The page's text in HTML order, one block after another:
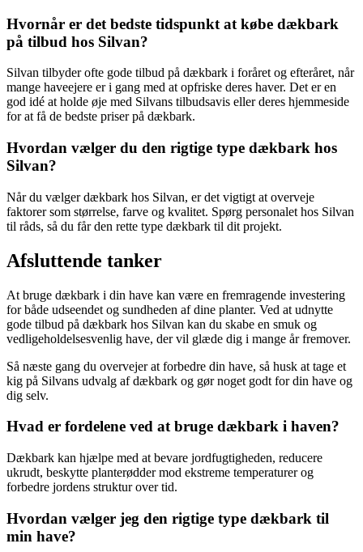
Hvornår er det bedste tidspunkt at købe dækbark
på tilbud hos Silvan?
Silvan tilbyder ofte gode tilbud på dækbark i foråret og efteråret, når
mange haveejere er i gang med at opfriske deres haver. Det er en
god idé at holde øje med Silvans tilbudsavis eller deres hjemmeside
for at få de bedste priser på dækbark.
Hvordan vælger du den rigtige type dækbark hos
Silvan?
Når du vælger dækbark hos Silvan, er det vigtigt at overveje
faktorer som størrelse, farve og kvalitet. Spørg personalet hos Silvan
til råds, så du får den rette type dækbark til dit projekt.
Afsluttende tanker
At bruge dækbark i din have kan være en fremragende investering
for både udseendet og sundheden af dine planter. Ved at udnytte
gode tilbud på dækbark hos Silvan kan du skabe en smuk og
vedligeholdelsesvenlig have, der vil glæde dig i mange år fremover.
Så næste gang du overvejer at forbedre din have, så husk at tage et
kig på Silvans udvalg af dækbark og gør noget godt for din have og
dig selv.
Hvad er fordelene ved at bruge dækbark i haven?
Dækbark kan hjælpe med at bevare jordfugtigheden, reducere
ukrudt, beskytte planterødder mod ekstreme temperaturer og
forbedre jordens struktur over tid.
Hvordan vælger jeg den rigtige type dækbark til
min have?